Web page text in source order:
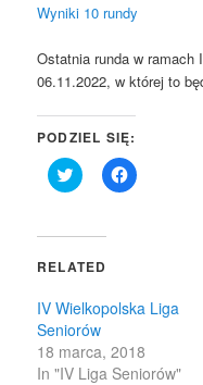
Wyniki 10 rundy
Ostatnia runda w ramach
06.11.2022, w której to
PODZIEL SIĘ:
Click
to
(Opens
new
Click
to
RELATED
IV Wielkopolska Liga
Seniorów
18 marca, 2018
In "IV Liga Seniorów"